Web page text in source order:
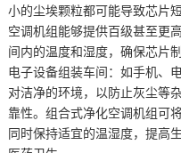
小的尘埃颗粒都可能导致芯片
空调机组能够提供百级甚至更
间内的温度和湿度，确保芯片
电子设备组装车间：如手机、
对洁净的环境，以防止灰尘等
靠性。组合式净化空调机组可
同时保持适宜的温湿度，提高